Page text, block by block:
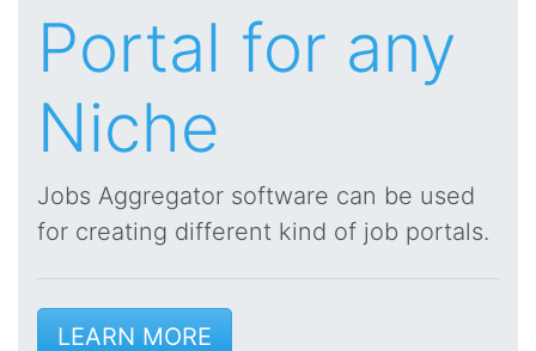
Portal for any
Niche
Jobs Aggregator software can be used
for creating different kind of job portals.
LEARN MORE